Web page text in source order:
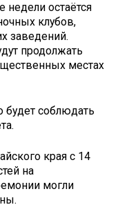
недели остаётся
клубов,
заведений.
продолжать
местах
соблюдать
края с 14
на
могли